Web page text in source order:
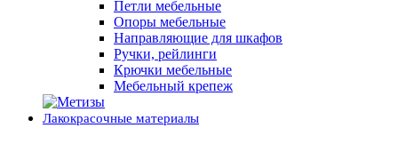
Петли мебельные
Опоры мебельные
Направляющие для шкафов
Ручки, рейлинги
Крючки мебельные
Мебельный крепеж
Лакокрасочные материалы